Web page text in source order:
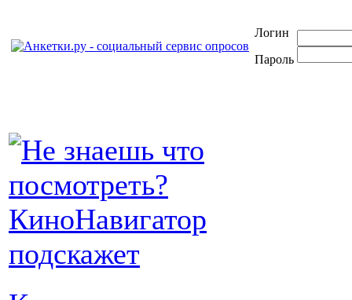
Логин
Пароль